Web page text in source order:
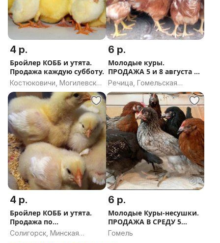
4 р.
Бройлер КОББ и утята.
Продажа каждую субботу.
Костюковичи, Могилевская
область
6 р.
Молодые куры.
ПРОДАЖА 5 и 8 августа г
Речица.
Речица, Гомельская
область
4 р.
Бройлер КОББ и утята.
Продажа по
воскресеньям.
Солигорск, Минская
6 р.
Молодые Куры-несушки.
ПРОДАЖА В СРЕДУ 5
августа в г. Гомель.
Гомель